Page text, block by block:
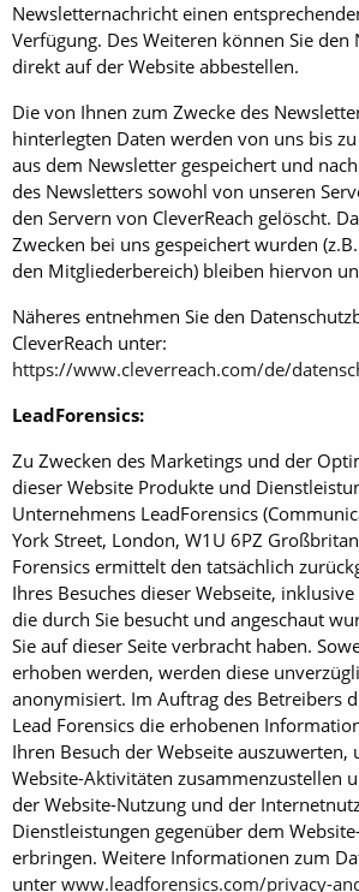
Newsletternachricht einen
Verfügung. Des Weiteren können Sie den
direkt auf der Website abbestellen.
Die von Ihnen zum Zwecke des
hinterlegten Daten werden von uns bis
aus dem Newsletter gespeichert und
des Newsletters sowohl von unseren
den Servern von CleverReach gelöscht.
Zwecken bei uns gespeichert wurden
den Mitgliederbereich) bleiben hiervon
Näheres entnehmen Sie den
CleverReach unter:
https://www.cleverreach.com/de/
LeadForensics:
Zu Zwecken des Marketings und der
dieser Website Produkte und
Unternehmens LeadForensics
York Street, London, W1U 6PZ
Forensics ermittelt den tatsächlich
Ihres Besuches dieser Webseite,
die durch Sie besucht und angeschaut
Sie auf dieser Seite verbracht haben.
erhoben werden, werden diese
anonymisiert. Im Auftrag des Betreibers
Lead Forensics die erhobenen
Ihren Besuch der Webseite auszuwerten,
Website-Aktivitäten zusammenzustellen
der Website-Nutzung und der
Dienstleistungen gegenüber dem
erbringen. Weitere Informationen zum
unter www.leadforensics.com/privacy-